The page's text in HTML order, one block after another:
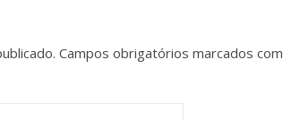
Campos obrigatórios marcados com